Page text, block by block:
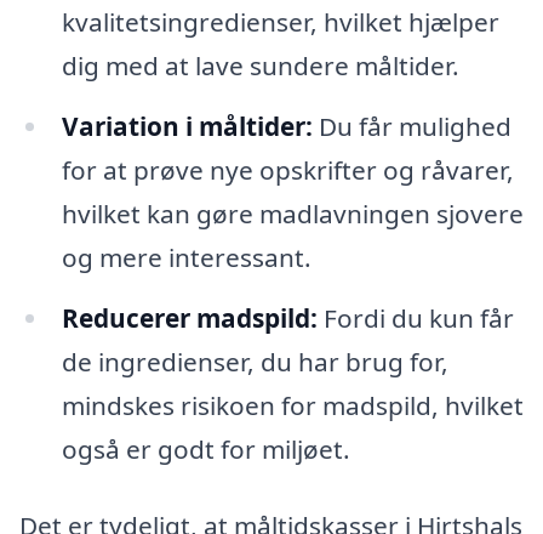
kvalitetsingredienser, hvilket hjælper
dig med at lave sundere måltider.
Variation i måltider: Du får mulighed
for at prøve nye opskrifter og råvarer,
hvilket kan gøre madlavningen sjovere
og mere interessant.
Reducerer madspild: Fordi du kun får
de ingredienser, du har brug for,
mindskes risikoen for madspild, hvilket
også er godt for miljøet.
Det er tydeligt, at måltidskasser i Hirtshals